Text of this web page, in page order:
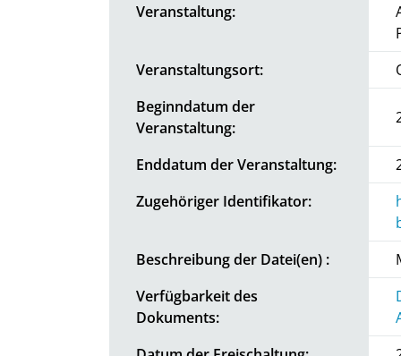
Veranstaltung:
Veranstaltungsort:
Beginndatum der
Veranstaltung:
Enddatum der Veranstaltung:
Zugehöriger Identifikator:
Beschreibung der Datei(en) :
Verfügbarkeit des
Dokuments: